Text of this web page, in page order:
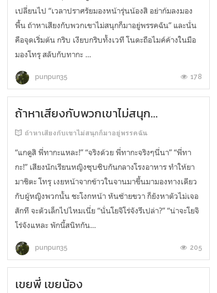
เปลี่ยนไป “เวลาปราศรัยมองหน้ารุ่นน้องสิ อย่าก้มลงมอง
พื้น ถ้าหาเสียงกับพวกเขาไม่สนุกก็มาอยู่พรรคฉัน” และนั่น
คือจุดเริ่มต้น กริบ เงียบกริบทั้งเวที โนดะถือไมค์ค้างในมือ
มองโทรุ สลับกับทากะ ...
punpun35 178
ถ้าหาเสียงกับพวกเขาไม่สนุก...
ถ้าหาเสียงกับเขาไม่สนุกก็มาอยู่พรรคฉัน
“แกดูสิ พี่ทากะแหละ!” “จริงด้วย พี่ทากะจริงๆนี่นา” “พี่ทา
กะ!” เสียงนักเรียนหญิงซุบซิบกันกลางโรงอาหาร ทำให้ยา
มาชิตะ โทรุ เงยหน้าจากข้าวในจานมาขึ้นมามองทางเดียว
กับผู้หญิงพวกนั้น ชะโงกหน้า หันซ้ายขวา ก็ยังหาตัวไม่เจอ
สักที จะตัวเล็กไปไหมเนี่ย “นั่นโยจิโร่จังรึเปล่า?” “น่าจะโยจิ
โร่จังแหละ พักนี้สนิทกัน...
punpun35 205
เขยพี่ เขยน้อง